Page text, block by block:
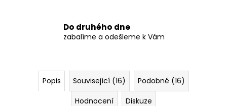
Do druhého dne
zabalíme a odešleme k Vám
Popis Související (16)
Podobné (16)
Hodnocení
Diskuze